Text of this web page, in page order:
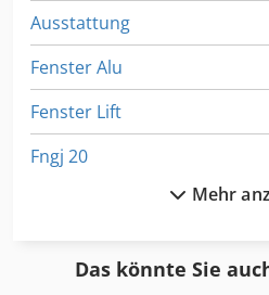
Ausstattung
Fenster Alu
Fenster Lift
Fngj 20
Mehr
Das könnte Sie